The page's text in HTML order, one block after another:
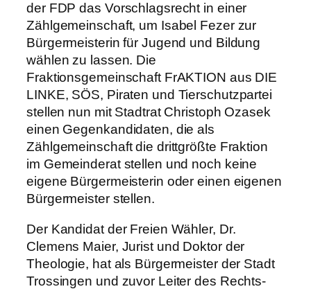
der FDP das Vorschlagsrecht in einer
Zählgemeinschaft, um Isabel Fezer zur
Bürgermeisterin für Jugend und Bildung
wählen zu lassen. Die
Fraktionsgemeinschaft FrAKTION aus DIE
LINKE, SÖS, Piraten und Tierschutzpartei
stellen nun mit Stadtrat Christoph Ozasek
einen Gegenkandidaten, die als
Zählgemeinschaft die drittgrößte Fraktion
im Gemeinderat stellen und noch keine
eigene Bürgermeisterin oder einen eigenen
Bürgermeister stellen.
Der Kandidat der Freien Wähler, Dr.
Clemens Maier, Jurist und Doktor der
Theologie, hat als Bürgermeister der Stadt
Trossingen und zuvor Leiter des Rechts-